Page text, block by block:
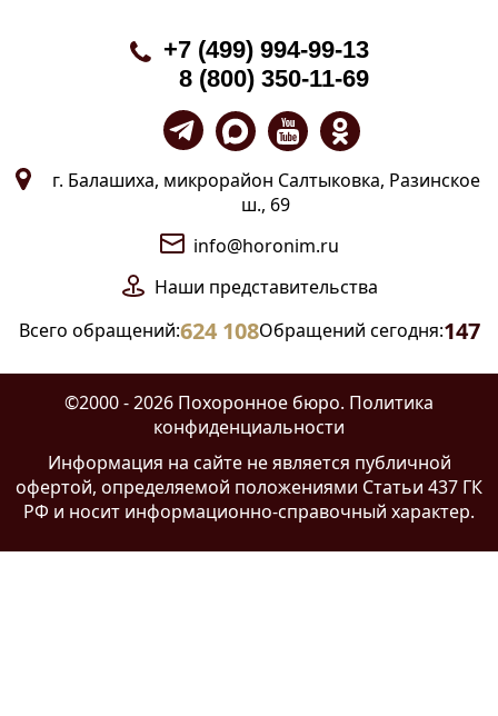
+7 (499) 994-99-13
8 (800) 350-11-69
г. Балашиха, микрорайон Салтыковка, Разинское
ш., 69
info@horonim.ru
Наши представительства
Всего обращений:624 108Обращений сегодня:147
©2000 - 2026 Похоронное бюро. Политика
конфиденциальности
Информация на сайте не является публичной
офертой, определяемой положениями Статьи 437 ГК
РФ и носит информационно-справочный характер.